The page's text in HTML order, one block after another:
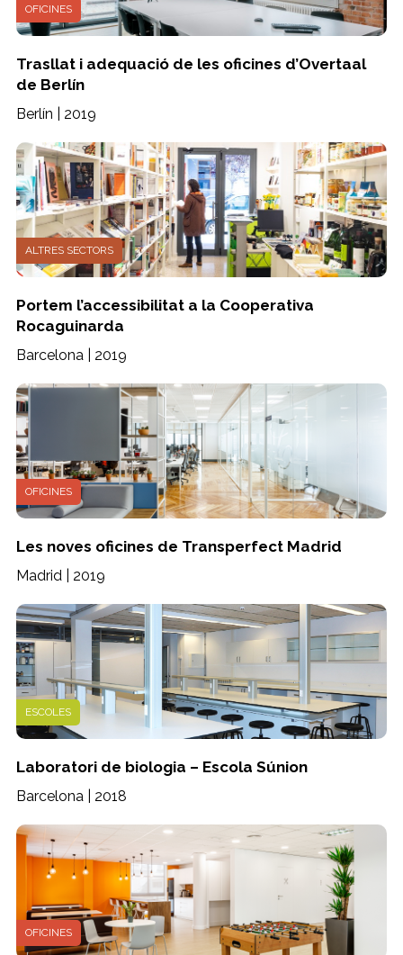
OFICINES
Trasllat i adequació de les oficines d’Overtaal
de Berlín
Berlín | 2019
ALTRES SECTORS
Portem l’accessibilitat a la Cooperativa
Rocaguinarda
Barcelona | 2019
OFICINES
Les noves oficines de Transperfect Madrid
Madrid | 2019
ESCOLES
Laboratori de biologia – Escola Súnion
Barcelona | 2018
OFICINES